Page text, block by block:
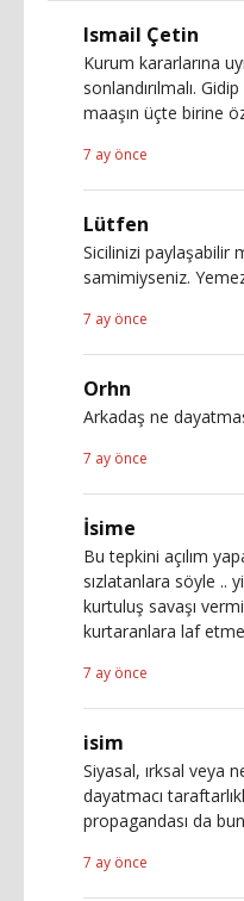
Ismail Çetin
Kurum kararlarına
sonlandırılmalı.
maaşın üçte birine
7 ay önce
Lütfen
Sicilinizi paylaşabilir
samimiyseniz.
7 ay önce
Orhn
Arkadaş ne
7 ay önce
İsime
Bu tepkini açılım
sızlatanlara söyle ..
kurtuluş savaşı
kurtaranlara laf
7 ay önce
isim
Siyasal, ırksal veya
dayatmacı
propagandası da
7 ay önce